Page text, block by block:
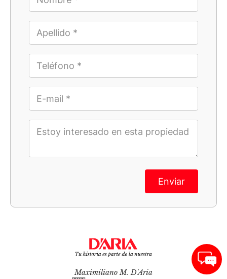
Enviar
Maximiliano M. D'Aria